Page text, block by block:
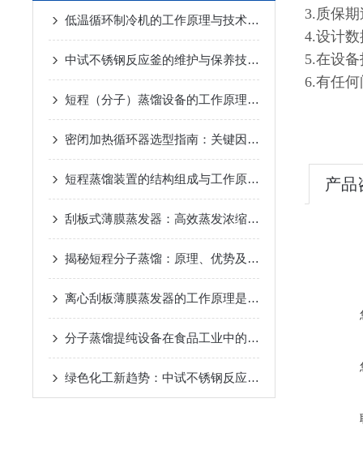
低温循环制冷机的工作原理与技术优势 2025-02-14
中试不锈钢反应釜的维护与保养技巧 2025-01-10
短程（分子）蒸馏设备的工作原理及应用
密闭加热循环器选型指南：关键因素与考量
短程蒸馏装置的结构组成与工作原理
刮板式薄膜蒸发器：高效蒸发浓缩设备的深度解析
揭秘短程分子蒸馏：原理、优势及未来发展趋势
离心刮板薄膜蒸发器的工作原理是什么？
分子蒸馏提纯设备在食品工业中的应用
绿色化工新趋势：中试不锈钢反应釜的环保应用
3.质保
4.设计
5.在设
6.有任
产品